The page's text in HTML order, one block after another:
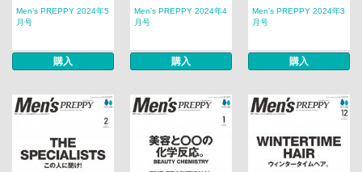
Men’s PREPPY 2024年5
月号
購入
Men’s PREPPY 2024年4
月号
購入
Men’s PREPPY 2024年3
月号
購入